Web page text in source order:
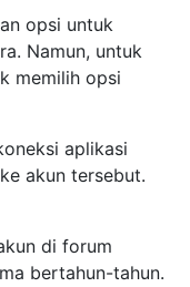
opsi untuk
Namun, untuk
memilih opsi
aplikasi
akun tersebut.
di forum
bertahun-tahun.